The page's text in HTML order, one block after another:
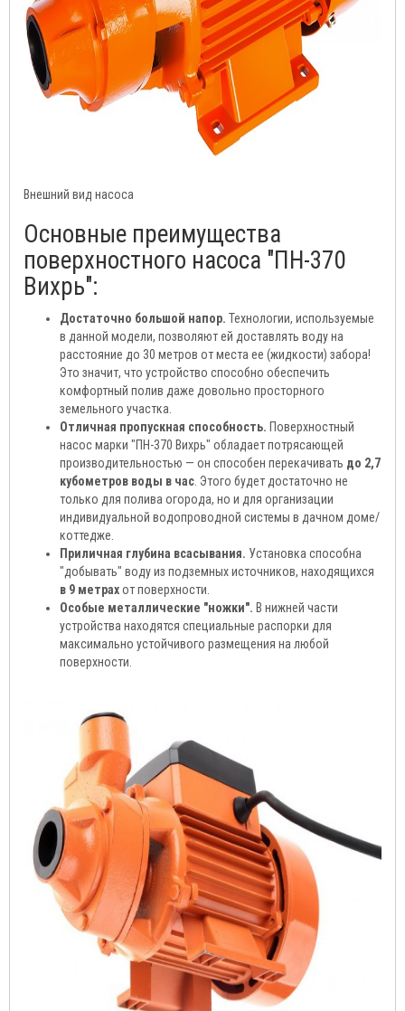
Внешний вид насоса
Основные преимущества
поверхностного насоса "ПН-370
Вихрь":
Достаточно большой напор. Технологии, используемые
в данной модели, позволяют ей доставлять воду на
расстояние до 30 метров от места ее (жидкости) забора!
Это значит, что устройство способно обеспечить
комфортный полив даже довольно просторного
земельного участка.
Отличная пропускная способность. Поверхностный
насос марки "ПН-370 Вихрь" обладает потрясающей
производительностью — он способен перекачивать до 2,7
кубометров воды в час . Этого будет достаточно не
только для полива огорода, но и для организации
индивидуальной водопроводной системы в дачном доме/
коттедже.
Приличная глубина всасывания. Установка способна
"добывать" воду из подземных источников, находящихся
в 9 метрахот поверхности.
Особые металлические "ножки". В нижней части
устройства находятся специальные распорки для
максимально устойчивого размещения на любой
поверхности.